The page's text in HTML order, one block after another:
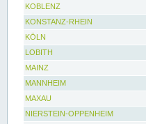
KOBLENZ
KONSTANZ-RHEIN
KÖLN
LOBITH
MAINZ
MANNHEIM
MAXAU
NIERSTEIN-OPPENHEIM